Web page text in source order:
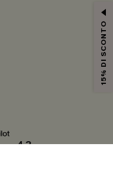
4.3
15% DI SCONTO